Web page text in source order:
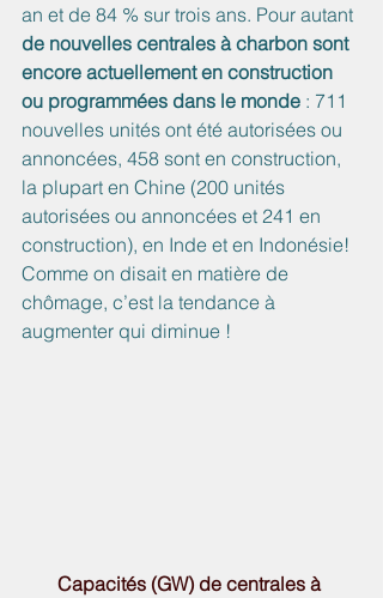
an et de 84 % sur trois ans. Pour autant
de nouvelles centrales à charbon sont
encore actuellement en construction
ou programmées dans le monde : 711
nouvelles unités ont été autorisées ou
annoncées, 458 sont en construction,
la plupart en Chine (200 unités
autorisées ou annoncées et 241 en
construction), en Inde et en Indonésie!
Comme on disait en matière de
chômage, c’est la tendance à
augmenter qui diminue !
Capacités (GW) de centrales à